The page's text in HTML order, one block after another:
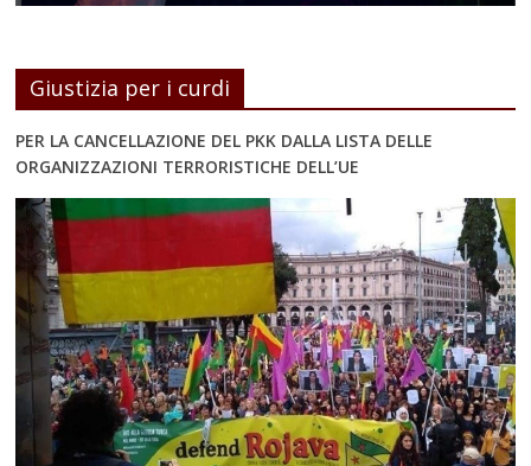
Giustizia per i curdi
PER LA CANCELLAZIONE DEL PKK DALLA LISTA DELLE
ORGANIZZAZIONI TERRORISTICHE DELL’UE